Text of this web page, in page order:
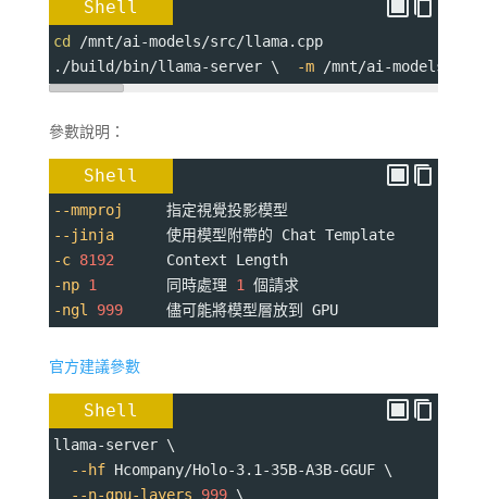
Shell
cd
/mnt/ai-models/src/llama.cpp
./build/bin/llama-server \
-m /mnt/ai-models/
參數說明：
Shell
--mmproj
     指定視覺投影模型
--jinja
      使用模型附帶的 Chat Template
-c 8192
      Context Length
-np 1
        同時處理
1
個請求
-ngl
999
     儘可能將模型層放到 GPU
官方建議參數
Shell
llama-server \
--hf Hcompany/Holo-3.1-35B-A3B-GGUF \
--n-gpu-layers
999 \